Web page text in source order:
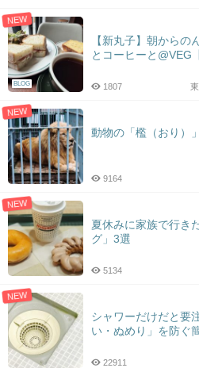
NEW
BLOG
【新丸子】朝からの
とコーヒーと@VEG
1807
NEW
動物の「檻（おり）
9164
NEW
夏休みに家族で行き
グ」3選
5134
NEW
シャワーだけだと要
い・ぬめり」を防ぐ
22911